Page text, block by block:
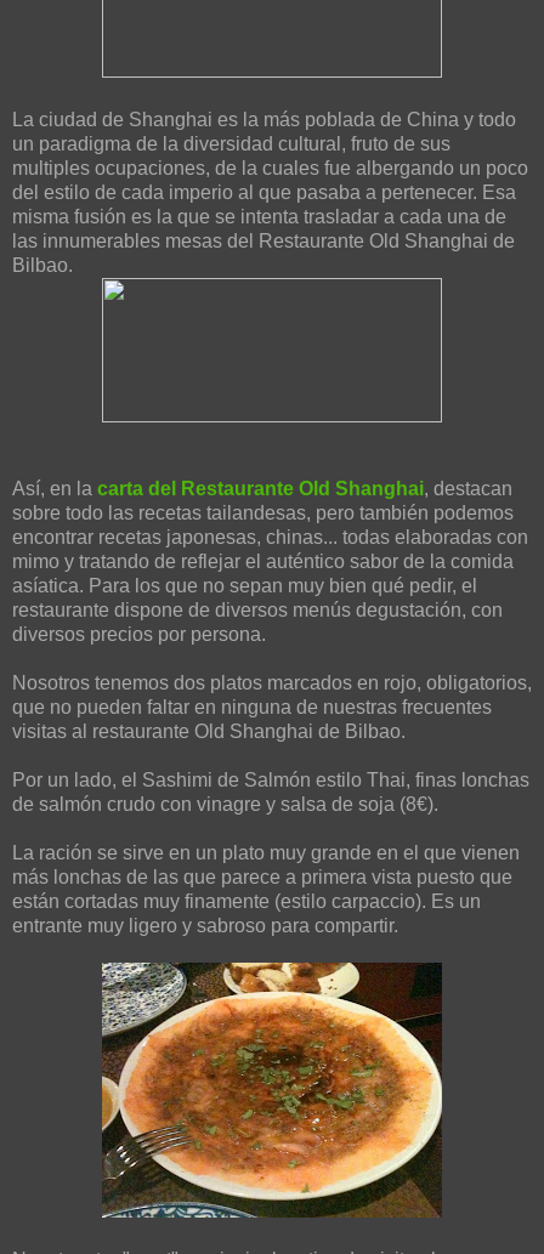
La ciudad de Shanghai es la más poblada de China y todo
un paradigma de la diversidad cultural, fruto de sus
multiples ocupaciones, de la cuales fue albergando un poco
del estilo de cada imperio al que pasaba a pertenecer. Esa
misma fusión es la que se intenta trasladar a cada una de
las innumerables mesas del Restaurante Old Shanghai de
Bilbao.
Así, en la carta del Restaurante Old Shanghai, destacan
sobre todo las recetas tailandesas, pero también podemos
encontrar recetas japonesas, chinas... todas elaboradas con
mimo y tratando de reflejar el auténtico sabor de la comida
asíatica. Para los que no sepan muy bien qué pedir, el
restaurante dispone de diversos menús degustación, con
diversos precios por persona.
Nosotros tenemos dos platos marcados en rojo, obligatorios,
que no pueden faltar en ninguna de nuestras frecuentes
visitas al restaurante Old Shanghai de Bilbao.
Por un lado, el Sashimi de Salmón estilo Thai, finas lonchas
de salmón crudo con vinagre y salsa de soja (8€).
La ración se sirve en un plato muy grande en el que vienen
más lonchas de las que parece a primera vista puesto que
están cortadas muy finamente (estilo carpaccio). Es un
entrante muy ligero y sabroso para compartir.